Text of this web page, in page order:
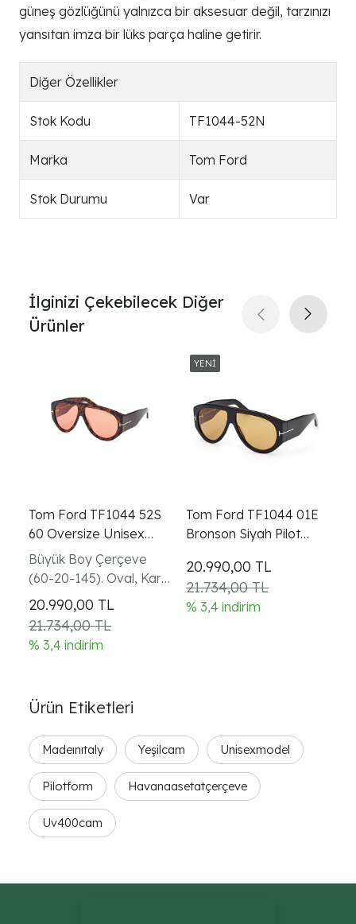
güneş gözlüğünü yalnızca bir aksesuar değil, tarzınızı
yansıtan imza bir lüks parça haline getirir.
Diğer Özellikler
Stok Kodu TF1044-52N
Marka Tom Ford
Stok Durumu Var
İlginizi Çekebilecek Diğer
Ürünler
Tom Ford TF1044 52S
60 Oversize Unisex
Güneş Gözlüğü
Büyük Boy Çerçeve
(60-20-145). Oval, Kare
ve Yuvarlak Yüzler.
20.990,00 TL
21.734,00 TL
% 3,4 indirim
Tom Ford TF1044 01E
Bronson Siyah Pilot
20.990,00 TL
21.734,00 TL
% 3,4 indirim
Ürün Etiketleri
Madeınıtaly Yeşilcam Unisexmodel
Pilotform Havanaasetatçerçeve
Uv400cam